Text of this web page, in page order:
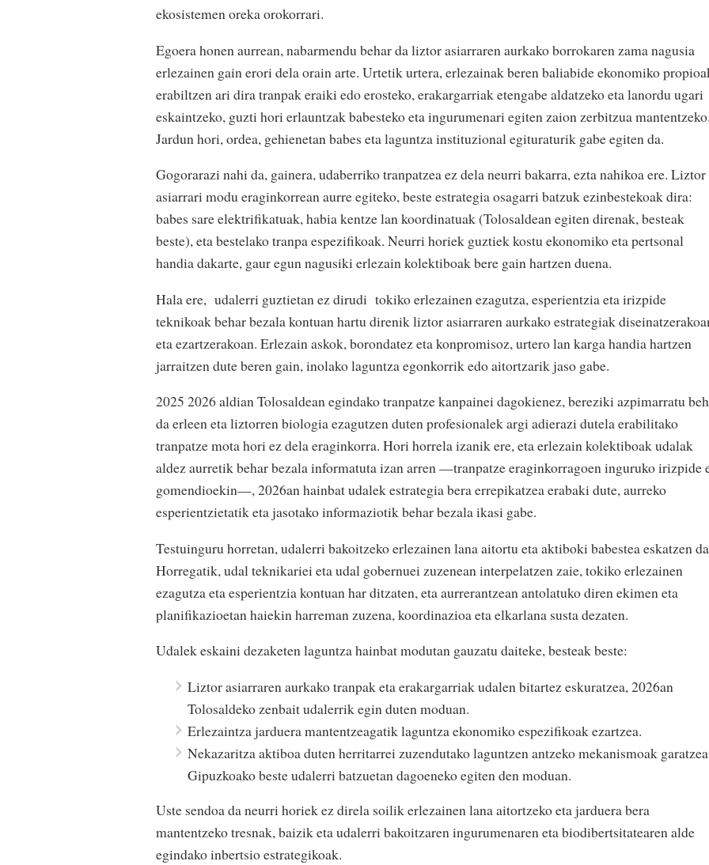
ekosistemen oreka orokorrari.
Egoera honen aurrean, nabarmendu behar da liztor asiarraren aurkako borrokaren zama nagusia
erlezainen gain erori dela orain arte. Urtetik urtera, erlezainak beren baliabide ekonomiko
erabiltzen ari dira tranpak eraiki edo erosteko, erakargarriak etengabe aldatzeko eta lanordu ugari
eskaintzeko, guzti hori erlauntzak babesteko eta ingurumenari egiten zaion zerbitzua
Jardun hori, ordea, gehienetan babes eta laguntza instituzional egituraturik gabe egiten da.
Gogorarazi nahi da, gainera, udaberriko tranpatzea ez dela neurri bakarra, ezta nahikoa ere. Liztor
asiarrari modu eraginkorrean aurre egiteko, beste estrategia osagarri batzuk ezinbestekoak dira:
babes sare elektrifikatuak, habia kentze lan koordinatuak (Tolosaldean egiten direnak, besteak
beste), eta bestelako tranpa espezifikoak. Neurri horiek guztiek kostu ekonomiko eta pertsonal
handia dakarte, gaur egun nagusiki erlezain kolektiboak bere gain hartzen duena.
Hala ere, udalerri guztietan ez dirudi tokiko erlezainen ezagutza, esperientzia eta irizpide
teknikoak behar bezala kontuan hartu direnik liztor asiarraren aurkako estrategiak
eta ezartzerakoan. Erlezain askok, borondatez eta konpromisoz, urtero lan karga handia hartzen
jarraitzen dute beren gain, inolako laguntza egonkorrik edo aitortzarik jaso gabe.
2025 2026 aldian Tolosaldean egindako tranpatze kanpainei dagokienez, bereziki azpimarratu
da erleen eta liztorren biologia ezagutzen duten profesionalek argi adierazi dutela erabilitako
tranpatze mota hori ez dela eraginkorra. Hori horrela izanik ere, eta erlezain kolektiboak udalak
aldez aurretik behar bezala informatuta izan arren —tranpatze eraginkorragoen inguruko irizpide
gomendioekin—, 2026an hainbat udalek estrategia bera errepikatzea erabaki dute, aurreko
esperientzietatik eta jasotako informaziotik behar bezala ikasi gabe.
Testuinguru horretan, udalerri bakoitzeko erlezainen lana aitortu eta aktiboki babestea eskatzen
Horregatik, udal teknikariei eta udal gobernuei zuzenean interpelatzen zaie, tokiko erlezainen
ezagutza eta esperientzia kontuan har ditzaten, eta aurrerantzean antolatuko diren ekimen eta
planifikazioetan haiekin harreman zuzena, koordinazioa eta elkarlana susta dezaten.
Udalek eskaini dezaketen laguntza hainbat modutan gauzatu daiteke, besteak beste:
Liztor asiarraren aurkako tranpak eta erakargarriak udalen bitartez eskuratzea, 2026an
Tolosaldeko zenbait udalerrik egin duten moduan.
Erlezaintza jarduera mantentzeagatik laguntza ekonomiko espezifikoak ezartzea.
Nekazaritza aktiboa duten herritarrei zuzendutako laguntzen antzeko mekanismoak
Gipuzkoako beste udalerri batzuetan dagoeneko egiten den moduan.
Uste sendoa da neurri horiek ez direla soilik erlezainen lana aitortzeko eta jarduera bera
mantentzeko tresnak, baizik eta udalerri bakoitzaren ingurumenaren eta biodibertsitatearen alde
egindako inbertsio estrategikoak.